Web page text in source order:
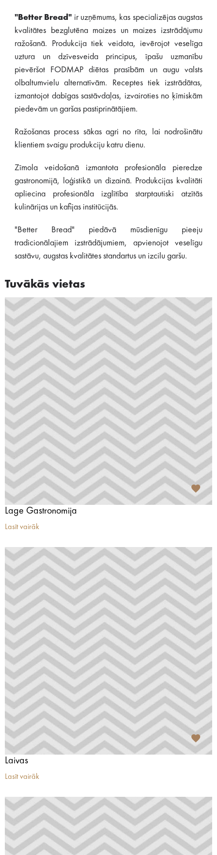
"Better Bread" ir uzņēmums, kas specializējas augstas
kvalitātes bezglutēna maizes un maizes izstrādājumu
ražošanā. Produkcija tiek veidota, ievērojot veselīga
uztura un dzīvesveida principus, īpašu uzmanību
pievēršot FODMAP diētas prasībām un augu valsts
olbaltumvielu alternatīvām. Receptes tiek izstrādātas,
izmantojot dabīgas sastāvdaļas, izvairoties no ķīmiskām
piedevām un garšas pastiprinātājiem.
Ražošanas process sākas agri no rīta, lai nodrošinātu
klientiem svaigu produkciju katru dienu.
Zīmola veidošanā izmantota profesionāla pieredze
gastronomijā, loģistikā un dizainā. Produkcijas kvalitāti
apliecina profesionāla izglītība starptautiski atzītās
kulinārijas un kafijas institūcijās.
"Better Bread" piedāvā mūsdienīgu pieeju
tradicionālajiem izstrādājumiem, apvienojot veselīgu
sastāvu, augstas kvalitātes standartus un izcilu garšu.
Tuvākās vietas
Lage Gastronomija
Lasīt vairāk
Laivas
Lasīt vairāk